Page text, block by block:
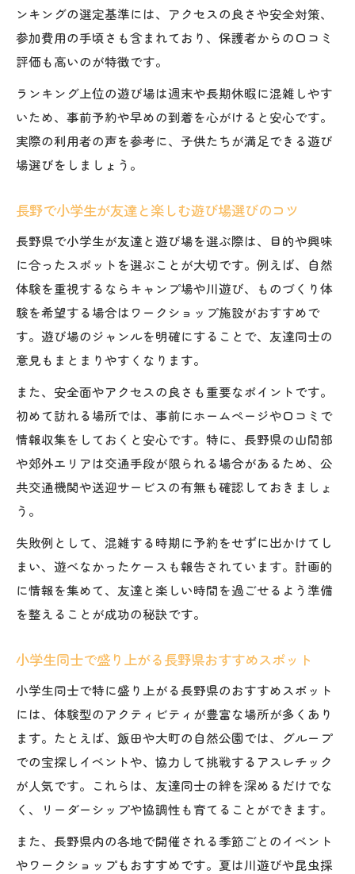
ンキングの選定基準には、アクセスの良さや安全対策、
参加費用の手頃さも含まれており、保護者からの口コミ
評価も高いのが特徴です。
ランキング上位の遊び場は週末や長期休暇に混雑しやす
いため、事前予約や早めの到着を心がけると安心です。
実際の利用者の声を参考に、子供たちが満足できる遊び
場選びをしましょう。
長野で小学生が友達と楽しむ遊び場選びのコツ
長野県で小学生が友達と遊び場を選ぶ際は、目的や興味
に合ったスポットを選ぶことが大切です。例えば、自然
体験を重視するならキャンプ場や川遊び、ものづくり体
験を希望する場合はワークショップ施設がおすすめで
す。遊び場のジャンルを明確にすることで、友達同士の
意見もまとまりやすくなります。
また、安全面やアクセスの良さも重要なポイントです。
初めて訪れる場所では、事前にホームページや口コミで
情報収集をしておくと安心です。特に、長野県の山間部
や郊外エリアは交通手段が限られる場合があるため、公
共交通機関や送迎サービスの有無も確認しておきましょ
う。
失敗例として、混雑する時期に予約をせずに出かけてし
まい、遊べなかったケースも報告されています。計画的
に情報を集めて、友達と楽しい時間を過ごせるよう準備
を整えることが成功の秘訣です。
小学生同士で盛り上がる長野県おすすめスポット
小学生同士で特に盛り上がる長野県のおすすめスポット
には、体験型のアクティビティが豊富な場所が多くあり
ます。たとえば、飯田や大町の自然公園では、グループ
での宝探しイベントや、協力して挑戦するアスレチック
が人気です。これらは、友達同士の絆を深めるだけでな
く、リーダーシップや協調性も育てることができます。
また、長野県内の各地で開催される季節ごとのイベント
やワークショップもおすすめです。夏は川遊びや昆虫採